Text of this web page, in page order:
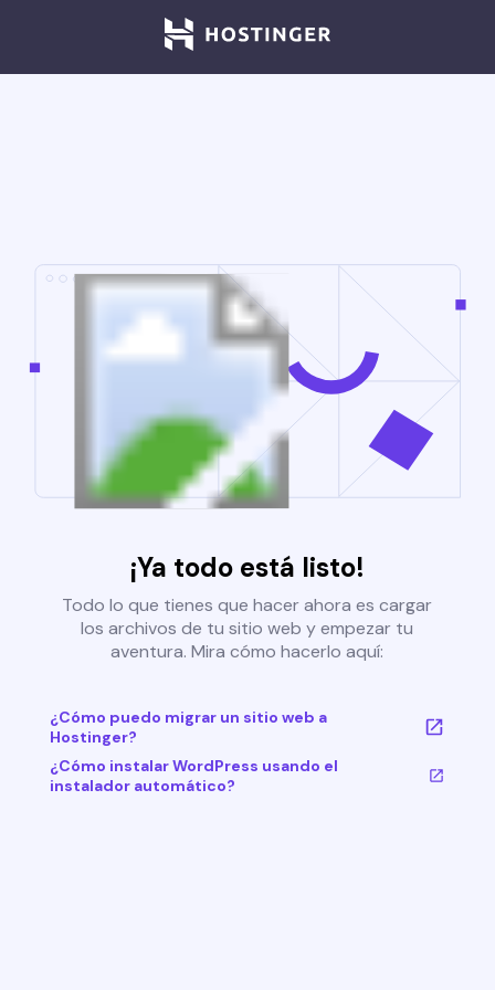
¡Ya todo está listo!
Todo lo que tienes que hacer ahora es cargar
los archivos de tu sitio web y empezar tu
aventura. Mira cómo hacerlo aquí:
¿Cómo puedo migrar un sitio web a
Hostinger?
¿Cómo instalar WordPress usando el
instalador automático?